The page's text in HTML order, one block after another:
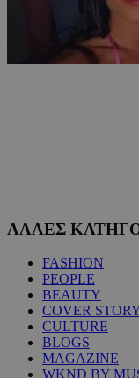
ΑΛΛΕΣ
FASHION
PEOPLE
BEAUTY
COVER
CULTURE
BLOGS
MAGAZINE
WKND BY